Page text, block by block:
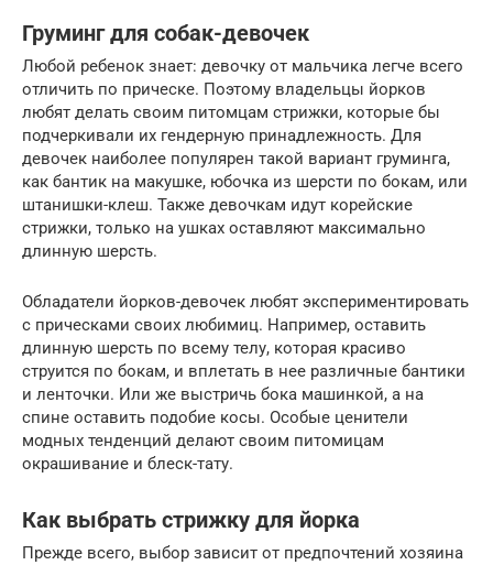
Груминг для собак-девочек
Любой ребенок знает: девочку от мальчика легче всего
отличить по прическе. Поэтому владельцы йорков
любят делать своим питомцам стрижки, которые бы
подчеркивали их гендерную принадлежность. Для
девочек наиболее популярен такой вариант груминга,
как бантик на макушке, юбочка из шерсти по бокам, или
штанишки-клеш. Также девочкам идут корейские
стрижки, только на ушках оставляют максимально
длинную шерсть.
Обладатели йорков-девочек любят экспериментировать
с прическами своих любимиц. Например, оставить
длинную шерсть по всему телу, которая красиво
струится по бокам, и вплетать в нее различные бантики
и ленточки. Или же выстричь бока машинкой, а на
спине оставить подобие косы. Особые ценители
модных тенденций делают своим питомицам
окрашивание и блеск-тату.
Как выбрать стрижку для йорка
Прежде всего, выбор зависит от предпочтений хозяина